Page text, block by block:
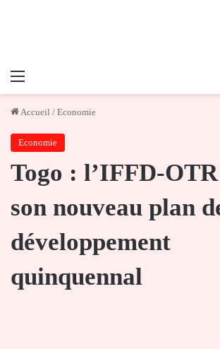
Menu
Accueil / Economie
Economie
Togo : l’IFFD-
son nouveau plan
développement
quinquennal